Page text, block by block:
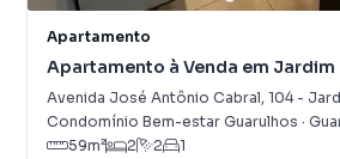
Apartamento
Apartamento à Venda em Jardim
Avenida José Antônio Cabral, 104-
Condomínio Bem-estar Guarulhos ·
59m² 2 2 1